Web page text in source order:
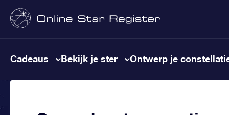
Cadeaus Bekijk je ster Ontwerp je